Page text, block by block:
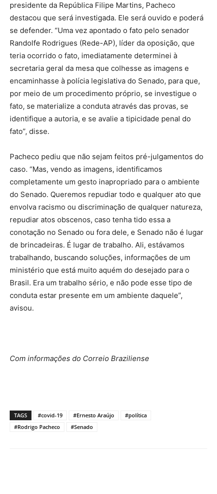
presidente da República Filipe Martins, Pacheco
destacou que será investigada. Ele será ouvido e poderá
se defender. “Uma vez apontado o fato pelo senador
Randolfe Rodrigues (Rede-AP), líder da oposição, que
teria ocorrido o fato, imediatamente determinei à
secretaria geral da mesa que colhesse as imagens e
encaminhasse à polícia legislativa do Senado, para que,
por meio de um procedimento próprio, se investigue o
fato, se materialize a conduta através das provas, se
identifique a autoria, e se avalie a tipicidade penal do
fato”, disse.
Pacheco pediu que não sejam feitos pré-julgamentos do
caso. “Mas, vendo as imagens, identificamos
completamente um gesto inapropriado para o ambiente
do Senado. Queremos repudiar todo e qualquer ato que
envolva racismo ou discriminação de qualquer natureza,
repudiar atos obscenos, caso tenha tido essa a
conotação no Senado ou fora dele, e Senado não é lugar
de brincadeiras. É lugar de trabalho. Ali, estávamos
trabalhando, buscando soluções, informações de um
ministério que está muito aquém do desejado para o
Brasil. Era um trabalho sério, e não pode esse tipo de
conduta estar presente em um ambiente daquele”,
avisou.
Com informações do Correio Braziliense
TAGS #covid-19 #Ernesto Araújo
#política
#Rodrigo Pacheco
#Senado